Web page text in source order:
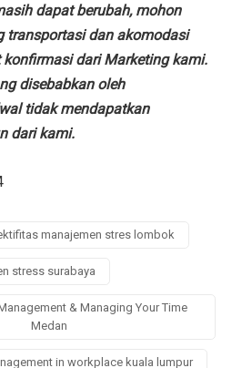
dapat berubah, mohon
transportasi dan akomodasi
dari Marketing kami.
disebabkan oleh
tidak mendapatkan
dari kami.
manajemen stres lombok
stress surabaya
& Managing Your Time
Medan
in workplace kuala lumpur